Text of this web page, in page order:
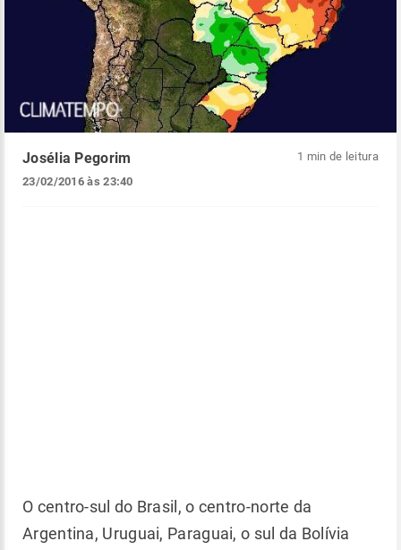
Josélia Pegorim
23/02/2016 às 23:40
1 min de leitura
O centro-sul do Brasil, o centro-norte da
Argentina, Uruguai, Paraguai, o sul da Bolívia